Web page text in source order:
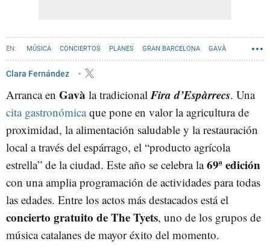
MÚSICA CONCIERTOS PLANES GRAN BARCELONA GAVÀ
Clara Fernández
Arranca en Gavà la tradicionalFira d’Espàrrecs. Una
cita gastronómicaque pone en valor la agricultura de
proximidad, la alimentación saludable y la restauración
local a través del espárrago, el “producto agrícola
estrella” de la ciudad. Este año se celebra la69ª edición
con una amplia programación de actividades para todas
las edades. Entre los actos más destacados está el
concierto gratuito de The Tyets, uno de los grupos de
música catalanes de mayor éxito del momento.